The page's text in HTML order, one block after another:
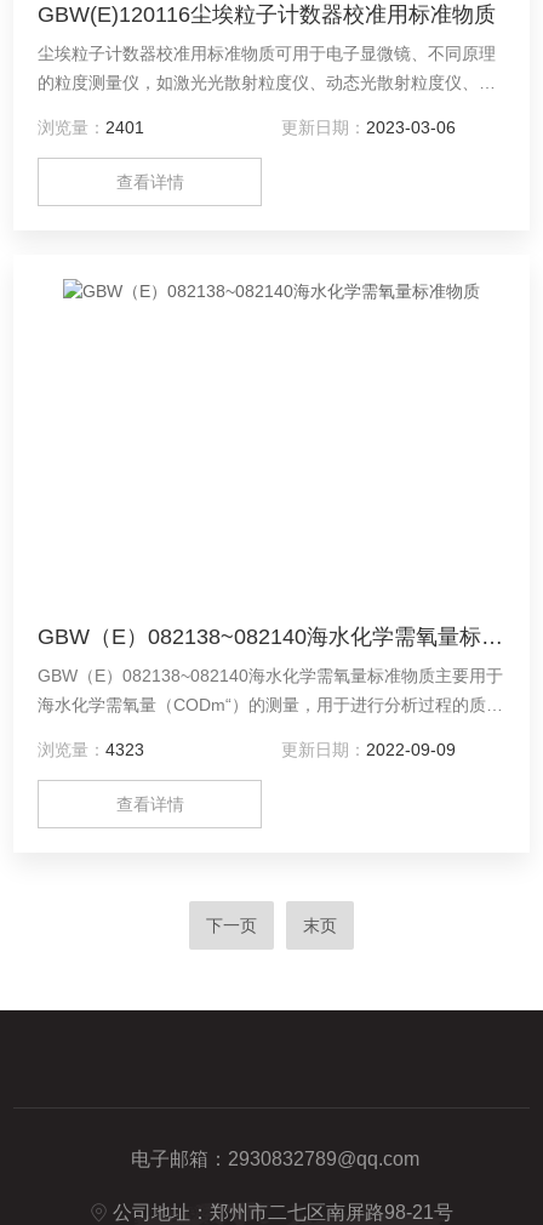
GBW(E)120116尘埃粒子计数器校准用标准物质
尘埃粒子计数器校准用标准物质可用于电子显微镜、不同原理
的粒度测量仪，如激光光散射粒度仪、动态光散射粒度仪、气
定/校准，以及空气过滤器过滤效率性能检测。-定制标样由中
原标准物质中心（河南德通环保科技有限公司）提供！请搜索
浏览量： 2401 更新日期： 2023-03-06
查看详情
GBW（E）082138~082140海水化学需氧量标准物质
GBW（E）082138~082140海水化学需氧量标准物质主要用于
海水化学需氧量（CODm“）的测量，用于进行分析过程的质量
环保科技有限公司）客服！
浏览量：4323 更新日期： 2022-09-09
查看详情
下一页 末页
电子邮箱： 2930832789@qq.com
公司地址：郑州市二七区南屏路98-21号